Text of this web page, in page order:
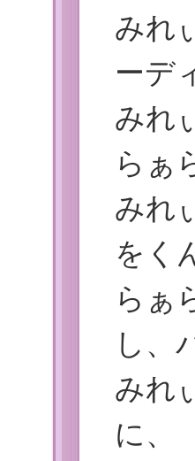
みれ
ーデ
みれ
らぁ
みれ
をく
らぁ
し、
みれ
に、